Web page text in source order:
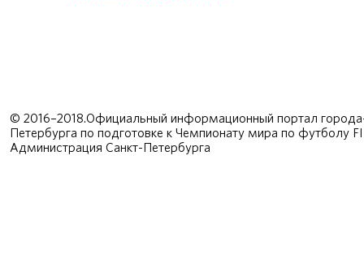
© 2016–2018.Официальный информационный портал
Петербурга по подготовке к Чемпионату мира по футболу
Администрация Санкт-Петербурга